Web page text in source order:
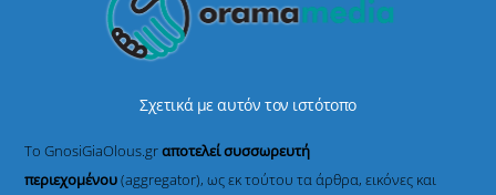
Σχετικά με αυτόν τον ιστότοπο
Το GnosiGiaOlous.grαποτελεί συσσωρευτή
περιεχομένου(aggregator), ως εκ τούτου τα άρθρα, εικόνες και